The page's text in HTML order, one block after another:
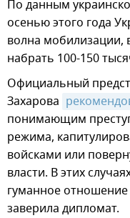
По данным
осенью этого года
волна мобилизации,
набрать 100-150
Официальный
Захарова
понимающим
режима,
войсками или
власти. В этих
гуманное
заверила дипломат.